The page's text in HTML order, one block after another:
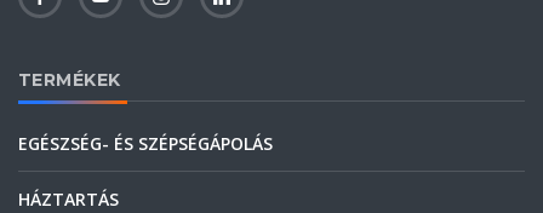
TERMÉKEK
EGÉSZSÉG- ÉS SZÉPSÉGÁPOLÁS
HÁZTARTÁS